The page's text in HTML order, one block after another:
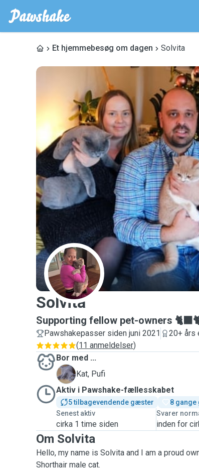
Et hjemmebesøg om dagen Solvita
S
Solvita
Supporting fellow pet-owners
Pawshakepasser siden juni 2021
20+ års
(11 anmeldelser)
Bor med ...
P
Kat, Pufi
Aktiv i Pawshake-fællesskabet
5 tilbagevendende gæster 8 gange
Senest aktiv
cirka 1 time siden
Svarer
inden for
Om Solvita
Hello, my name is Solvita and I am a proud
Shorthair male cat.